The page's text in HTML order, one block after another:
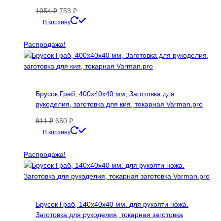
1054₽ Первоначальная
цена
1054 ₽.
753 ₽Текущая
цена:
В корзину
Распродажа!
Брусок Граб, 400х40х40 мм, Заготовка для
рукоделия, заготовка для кия, токарная Varman.pro
911₽ Первоначальная
цена
911 ₽.
650 ₽Текущая
цена:
В корзину
Распродажа!
Брусок Граб, 140х40х40 мм. для рукояти ножа.
Заготовка для рукоделия, токарная заготовка